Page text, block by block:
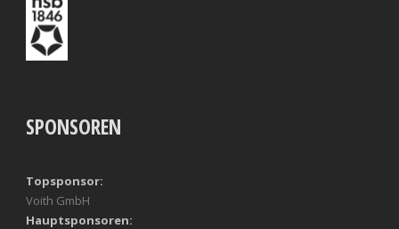
SPONSOREN
Topsponsor:
Voith GmbH
Hauptsponsoren: